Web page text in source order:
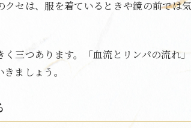
セは、服を着ているときや鏡の前では
三つあります。「血流とリンパの流れ
ましょう。